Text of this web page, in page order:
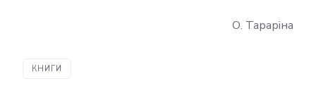
О. Тараріна
КНИГИ